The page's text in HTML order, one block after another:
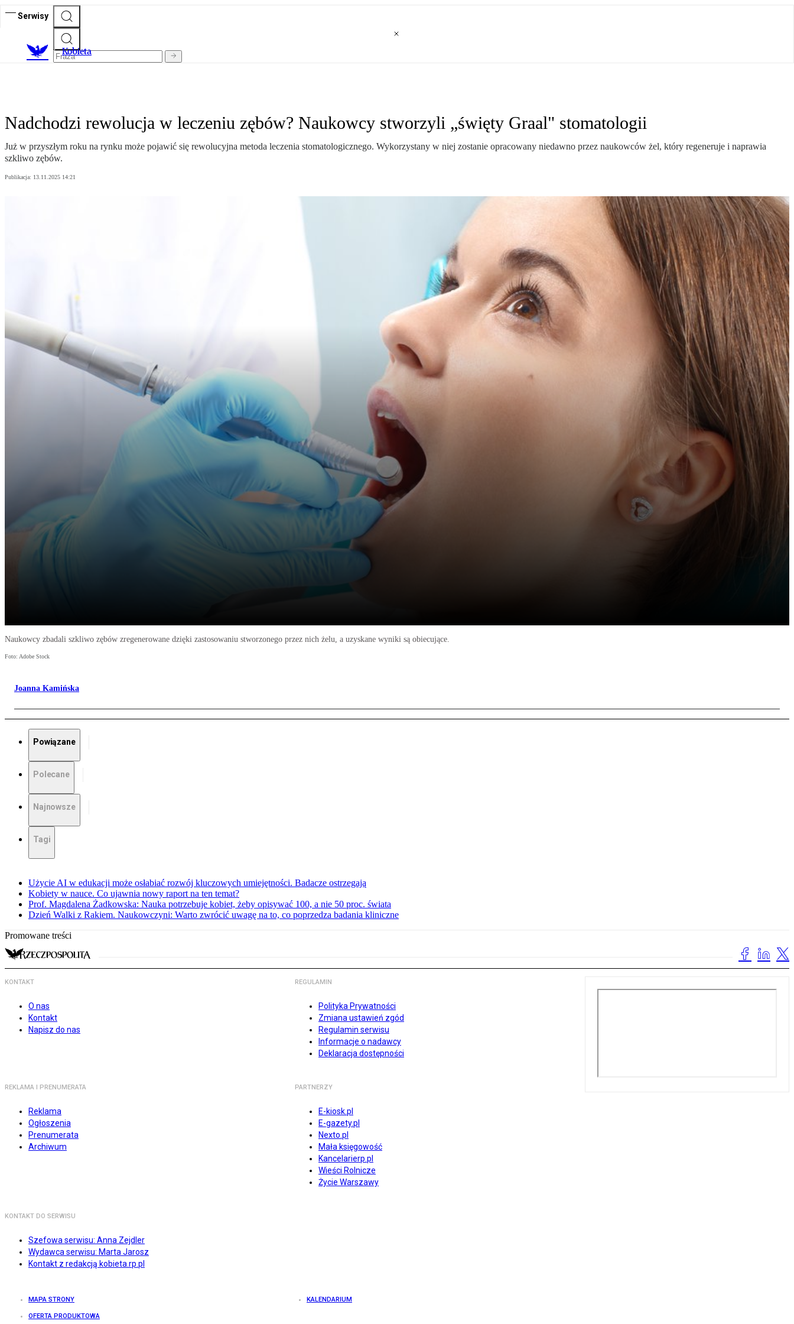
Serwisy
Kobieta
Nadchodzi rewolucja w leczeniu zębów? Naukowcy stworzyli „święty Graal" stomatologii
Już w przyszłym roku na rynku może pojawić się rewolucyjna metoda leczenia stomatologicznego. Wykorzystany w niej zostanie opracowany niedawno przez naukowców żel, który regeneruje i naprawia
szkliwo zębów.
Publikacja: 13.11.2025 14:21
Naukowcy zbadali szkliwo zębów zregenerowane dzięki zastosowaniu stworzonego przez nich żelu, a uzyskane wyniki są obiecujące.
Foto: Adobe Stock
Joanna Kamińska
Powiązane
Polecane
Najnowsze
Tagi
Użycie AI w edukacji może osłabiać rozwój kluczowych umiejętności. Badacze ostrzegają
Kobiety w nauce. Co ujawnia nowy raport na ten temat?
Prof. Magdalena Żadkowska: Nauka potrzebuje kobiet, żeby opisywać 100, a nie 50 proc. świata
Dzień Walki z Rakiem. Naukowczyni: Warto zwrócić uwagę na to, co poprzedza badania kliniczne
Promowane treści
KONTAKT
O nas
Kontakt
Napisz do nas
REGULAMIN
Polityka Prywatności
Zmiana ustawień zgód
Regulamin serwisu
Informacje o nadawcy
Deklaracja dostępności
REKLAMA I PRENUMERATA
Reklama
Ogłoszenia
Prenumerata
Archiwum
PARTNERZY
E-kiosk.pl
E-gazety.pl
Nexto.pl
Mała księgowość
Kancelarierp.pl
Wieści Rolnicze
Życie Warszawy
KONTAKT DO SERWISU
Szefowa serwisu: Anna Zejdler
Wydawca serwisu: Marta Jarosz
Kontakt z redakcją kobieta.rp.pl
MAPA STRONY KALENDARIUM
OFERTA PRODUKTOWA